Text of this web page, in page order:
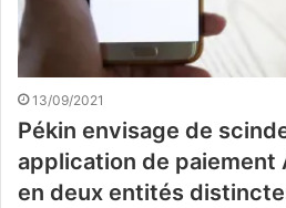
13/09/2021
Pékin envisage de
application de paiement
en deux entités